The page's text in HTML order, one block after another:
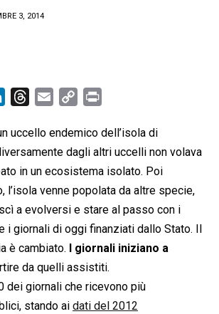
3, 2014
n
k
e
d
I
n
r
e
a
d
s
a
i
l
p
y
L
i
n
k
i
n
t
uccello endemico dell’isola di
dagli altri uccelli non volava
in un ecosistema isolato. Poi
l’isola venne popolata da altre specie,
a evolversi e stare al passo con i
i giornali di oggi finanziati dallo Stato. Il
è cambiato.
I giornali iniziano a
da quelli assistiti.
dei giornali che ricevono più
stando ai dati del 2012